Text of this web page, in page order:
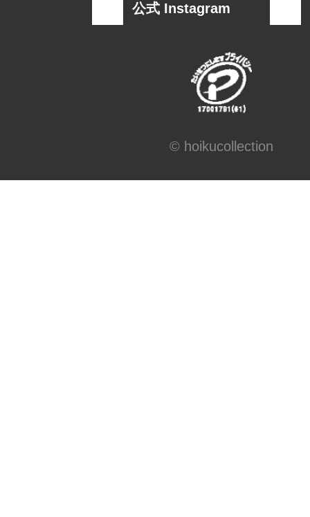
公式 Instagram
© hoikucollection